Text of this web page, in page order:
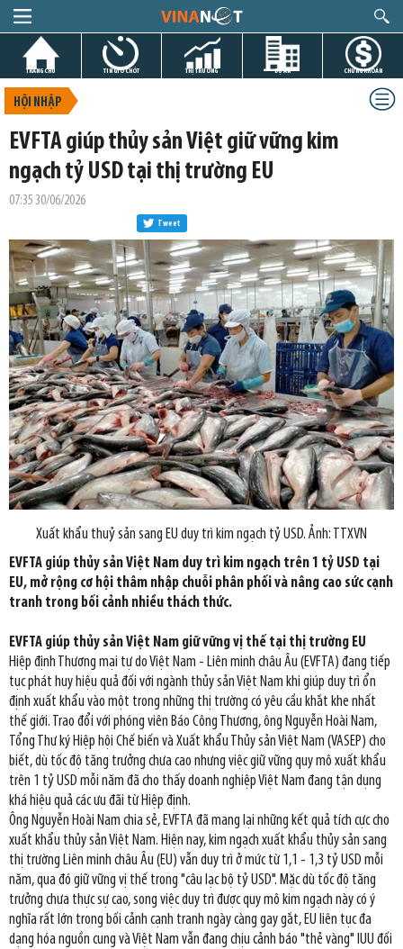
TRANG CHỦ TIN GIỜ CHÓT THỊ TRƯỜNG DỰ ÁN CHỨNG KHOÁN
HỘI NHẬP
EVFTA giúp thủy sản Việt giữ vững kim
ngạch tỷ USD tại thị trường EU
07:35 30/06/2026
Tweet
Xuất khẩu thuỷ sản sang EU duy trì kim ngạch tỷ USD. Ảnh: TTXVN
EVFTA giúp thủy sản Việt Nam duy trì kim ngạch trên 1 tỷ USD tại
EU, mở rộng cơ hội thâm nhập chuỗi phân phối và nâng cao sức cạnh
tranh trong bối cảnh nhiều thách thức.
EVFTA giúp thủy sản Việt Nam giữ vững vị thế tại thị trường EU
Hiệp định Thương mại tự do Việt Nam - Liên minh châu Âu (EVFTA) đang tiếp
tục phát huy hiệu quả đối với ngành thủy sản Việt Nam khi giúp duy trì ổn
định xuất khẩu vào một trong những thị trường có yêu cầu khắt khe nhất
thế giới. Trao đổi với phóng viên Báo Công Thương, ông Nguyễn Hoài Nam,
Tổng Thư ký Hiệp hội Chế biến và Xuất khẩu Thủy sản Việt Nam (VASEP) cho
biết, dù tốc độ tăng trưởng chưa cao nhưng việc giữ vững quy mô xuất khẩu
trên 1 tỷ USD mỗi năm đã cho thấy doanh nghiệp Việt Nam đang tận dụng
khá hiệu quả các ưu đãi từ Hiệp định.
Ông Nguyễn Hoài Nam chia sẻ, EVFTA đã mang lại những kết quả tích cực cho
xuất khẩu thủy sản Việt Nam. Hiện nay, kim ngạch xuất khẩu thủy sản sang
thị trường Liên minh châu Âu (EU) vẫn duy trì ở mức từ 1,1 - 1,3 tỷ USD mỗi
năm, qua đó giữ vững vị thế trong "câu lạc bộ tỷ USD". Mặc dù tốc độ tăng
trưởng chưa thực sự cao, song việc duy trì được quy mô kim ngạch này có ý
nghĩa rất lớn trong bối cảnh cạnh tranh ngày càng gay gắt, EU liên tục đa
dạng hóa nguồn cung và Việt Nam vẫn đang chịu cảnh báo "thẻ vàng" IUU đối